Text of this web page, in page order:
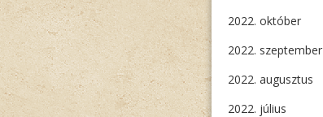
2022. október
2022. szeptember
2022. augusztus
2022. július